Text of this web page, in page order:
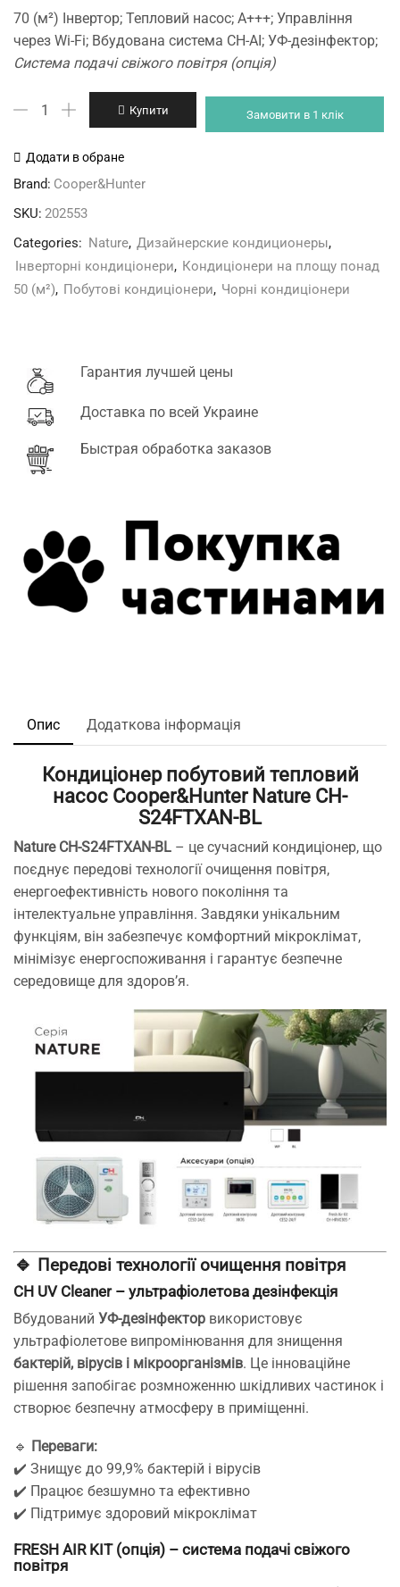
price
was:
65'399 грн.
price
is:
62'299 грн.
70 (м²) Інвертор; Тепловий насос; А+++; Управління
через Wi-Fi; Вбудована система CH-AI; УФ-дезінфектор;
Система подачі свіжого повітря (опція)
Cooper&Hunter
S24FTXAN-
Купити Замовити в 1 клік
Додати в обране
Brand: Cooper&Hunter
SKU: 202553
Categories: Nature, Дизайнерские кондиционеры,
Інверторні кондиціонери, Кондиціонери на площу понад
50 (м²), Побутові кондиціонери, Чорні кондиціонери
Гарантия лучшей цены
Доставка по всей Украине
Быстрая обработка заказов
Опис Додаткова інформація
Кондиціонер побутовий тепловий
насос Cooper&Hunter Nature CH-
S24FTXAN-BL
Nature CH-S24FTXAN-BL – це сучасний кондиціонер, що
поєднує передові технології очищення повітря,
енергоефективність нового покоління та
інтелектуальне управління. Завдяки унікальним
функціям, він забезпечує комфортний мікроклімат,
мінімізує енергоспоживання і гарантує безпечне
середовище для здоров’я.
🔹 Передові технології очищення повітря
CH UV Cleaner – ультрафіолетова дезінфекція
Вбудований УФ-дезінфектор використовує
ультрафіолетове випромінювання для знищення
бактерій, вірусів і мікроорганізмів. Це інноваційне
рішення запобігає розмноженню шкідливих частинок і
створює безпечну атмосферу в приміщенні.
🔹 Переваги:
✔️ Знищує до 99,9% бактерій і вірусів
✔️ Працює безшумно та ефективно
✔️ Підтримує здоровий мікроклімат
FRESH AIR KIT (опція) – система подачі свіжого
повітря